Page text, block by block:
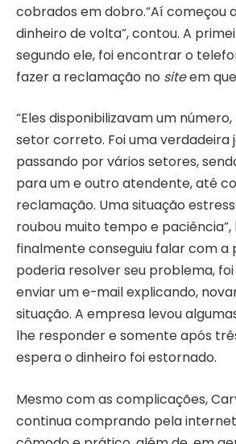
cobrados em dobro.“Aí começou
dinheiro de volta”, contou. A
segundo ele, foi encontrar o
fazer a reclamação no siteem
“Eles disponibilizavam um
setor correto. Foi uma verdadeira
passando por vários setores,
para um e outro atendente, até
reclamação. Uma situação
roubou muito tempo e paciência”,
finalmente conseguiu falar com a
poderia resolver seu problema,
enviar um e-mail explicando,
situação. A empresa levou
lhe responder e somente após
espera o dinheiro foi estornado.
Mesmo com as complicações,
continua comprando pela